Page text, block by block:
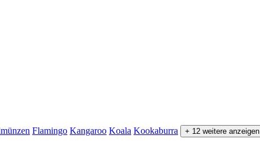
Flamingo Kangaroo Koala Kookaburra + 12 weitere anzeigen